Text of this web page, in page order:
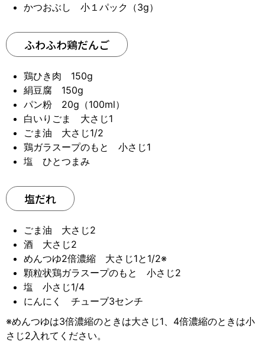
かつおぶし 小１パック（3g）
ふわふわ鶏だんご
鶏ひき肉 150g
絹豆腐 150g
パン粉 20g（100ml）
白いりごま 大さじ1
ごま油 大さじ1/2
鶏ガラスープのもと 小さじ1
塩 ひとつまみ
塩だれ
ごま油 大さじ2
酒 大さじ2
めんつゆ2倍濃縮 大さじ1と1/2※
顆粒状鶏ガラスープのもと 小さじ2
塩 小さじ1/4
にんにく チューブ3センチ
※めんつゆは3倍濃縮のときは大さじ1、4倍濃縮のときは小
さじ2入れてください。